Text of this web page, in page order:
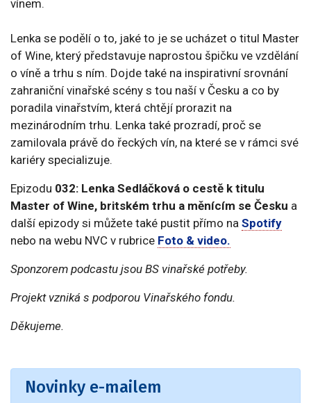
vínem.
Lenka se podělí o to, jaké to je se ucházet o titul Master
of Wine, který představuje naprostou špičku ve vzdělání
o víně a trhu s ním. Dojde také na inspirativní srovnání
zahraniční vinařské scény s tou naší v Česku a co by
poradila vinařstvím, která chtějí prorazit na
mezinárodním trhu. Lenka také prozradí, proč se
zamilovala právě do řeckých vín, na které se v rámci své
kariéry specializuje.
Epizodu 032: Lenka Sedláčková o cestě k titulu
Master of Wine, britském trhu a měnícím se Česku a
další epizody si můžete také pustit přímo na Spotify
nebo na webu NVC v rubrice Foto & video.
Sponzorem podcastu jsou BS vinařské potřeby.
Projekt vzniká s podporou Vinařského fondu.
Děkujeme.
Novinky e-mailem